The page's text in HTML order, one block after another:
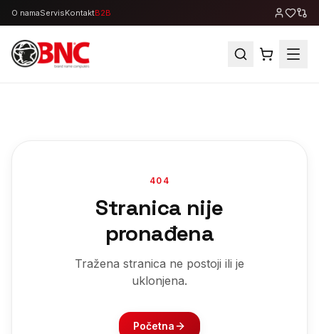
O namaServisKontaktB2B
404
Stranica nije
pronađena
Tražena stranica ne postoji ili je
uklonjena.
Početna